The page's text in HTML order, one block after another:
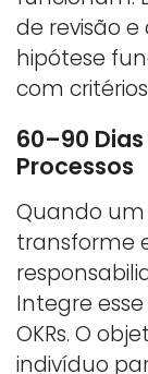
de revisão e
hipótese
com
60–90
Processos
Quando
transforme
Integre
OKRs. O
indivíduo